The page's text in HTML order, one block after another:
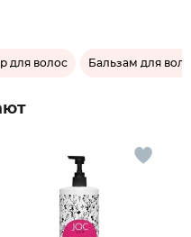
для волос Бальзам для